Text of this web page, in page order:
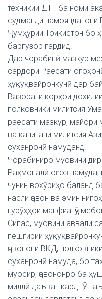
техникии ДТТ ба номи
судманди намояндагони
Ҷумҳурии Тоҷикистон бо
баргузор гардид.
Дар чорабинӣ мазкур
сардори Раёсати
ҳуқуқвайронкунӣ дар
Вазорати корҳои
полковники милитсия
раёсати мазкур,
ва капитани милитсия
суханронӣ намуданд.
Чорабиниро муовини
Раҳмоналӣ оғоз
чунин вохӯриҳо баланд
насли ҷавон ва эмин
гурӯҳҳои манфиатҷӯ
Сипас, муовини аввали
пешгирии
ҷавонони ВКД,
суханронӣ намуда, бо
муосир, ҷавононро ба
миллӣ даъват кард. Ӯ